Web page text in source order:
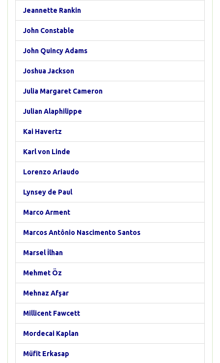
Jeannette Rankin
John Constable
John Quincy Adams
Joshua Jackson
Julia Margaret Cameron
Julian Alaphilippe
Kai Havertz
Karl von Linde
Lorenzo Ariaudo
Lynsey de Paul
Marco Arment
Marcos Antônio Nascimento Santos
Marsel İlhan
Mehmet Öz
Mehnaz Afşar
Millicent Fawcett
Mordecai Kaplan
Müfit Erkasap